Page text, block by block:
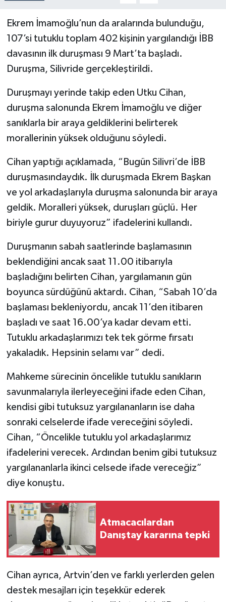
Ekrem İmamoğlu’nun da aralarında bulunduğu,
107’si tutuklu toplam 402 kişinin yargılandığı İBB
davasının ilk duruşması 9 Mart’ta başladı.
Duruşma, Silivride gerçekleştirildi.
Duruşmayı yerinde takip eden Utku Cihan,
duruşma salonunda Ekrem İmamoğlu ve diğer
sanıklarla bir araya geldiklerini belirterek
morallerinin yüksek olduğunu söyledi.
Cihan yaptığı açıklamada, “Bugün Silivri’de İBB
duruşmasındaydık. İlk duruşmada Ekrem Başkan
ve yol arkadaşlarıyla duruşma salonunda bir araya
geldik. Moralleri yüksek, duruşları güçlü. Her
biriyle gurur duyuyoruz” ifadelerini kullandı.
Duruşmanın sabah saatlerinde başlamasının
beklendiğini ancak saat 11.00 itibarıyla
başladığını belirten Cihan, yargılamanın gün
boyunca sürdüğünü aktardı. Cihan, “Sabah 10’da
başlaması bekleniyordu, ancak 11’den itibaren
başladı ve saat 16.00’ya kadar devam etti.
Tutuklu arkadaşlarımızı tek tek görme fırsatı
yakaladık. Hepsinin selamı var” dedi.
Mahkeme sürecinin öncelikle tutuklu sanıkların
savunmalarıyla ilerleyeceğini ifade eden Cihan,
kendisi gibi tutuksuz yargılananların ise daha
sonraki celselerde ifade vereceğini söyledi.
Cihan, “Öncelikle tutuklu yol arkadaşlarımız
ifadelerini verecek. Ardından benim gibi tutuksuz
yargılananlarla ikinci celsede ifade vereceğiz”
diye konuştu.
Atmacacılardan
Danıştay kararına tepki
Cihan ayrıca, Artvin’den ve farklı yerlerden gelen
destek mesajları için teşekkür ederek